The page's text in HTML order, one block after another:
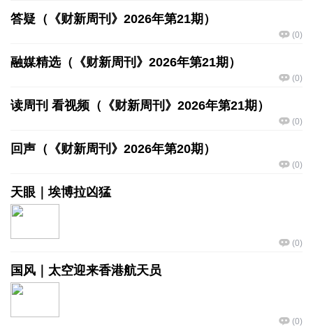
答疑（《财新周刊》2026年第21期）
(0)
融媒精选（《财新周刊》2026年第21期）
(0)
读周刊 看视频（《财新周刊》2026年第21期）
(0)
回声（《财新周刊》2026年第20期）
(0)
天眼｜埃博拉凶猛
(0)
国风｜太空迎来香港航天员
(0)